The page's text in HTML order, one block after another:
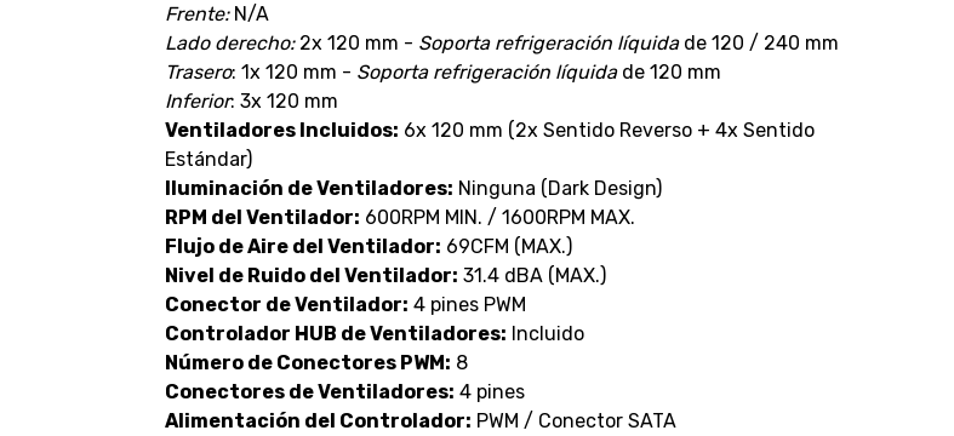
Frente:N/A
Lado derecho:2x 120 mm - Soporta refrigeración líquidade 120 / 240 mm
Trasero: 1x 120 mm - Soporta refrigeración líquidade 120 mm
Inferior: 3x 120 mm
Ventiladores Incluidos: 6x 120 mm (2x Sentido Reverso + 4x Sentido
Estándar)
Iluminación de Ventiladores: Ninguna (Dark Design)
RPM del Ventilador: 600RPM MIN. / 1600RPM MAX.
Flujo de Aire del Ventilador: 69CFM (MAX.)
Nivel de Ruido del Ventilador: 31.4 dBA (MAX.)
Conector de Ventilador: 4 pines PWM
Controlador HUB de Ventiladores: Incluido
Número de Conectores PWM: 8
Conectores de Ventiladores: 4 pines
Alimentación del Controlador: PWM / Conector SATA